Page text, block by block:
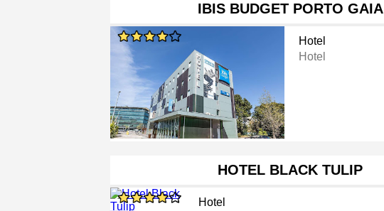
IBIS BUDGET PORTO GAIA
Hotel
Hotel
HOTEL BLACK TULIP
Hotel